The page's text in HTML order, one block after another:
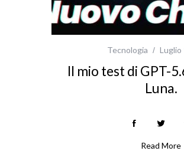
Tecnologia Luglio
Il mio test di GPT-
Luna.
Read More